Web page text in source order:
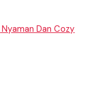
Dan Cozy